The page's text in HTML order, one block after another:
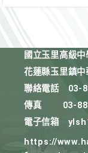
國立玉里高級中
花蓮縣玉里鎮
聯絡電話
03-
傳真
03-
電子信箱
https://